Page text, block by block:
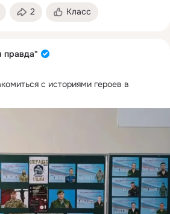
2 Класс
правда"
с историями героев в